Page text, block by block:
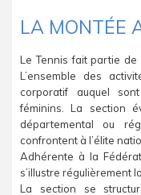
LA MONTÉE
Le Tennis fait partie de
L’ensemble des
corporatif auquel
féminins. La section
départemental ou
confrontent à l’élite
Adhérente à la
s’illustre régulièrement
La section se